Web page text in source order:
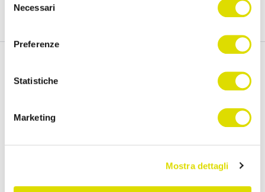
all'informativa:
https://www.ordersender.com/cookie-
delNecessari
Preferenze
Statistiche
Marketing
Mostra dettagli
Order Entry
Videotutorial EN